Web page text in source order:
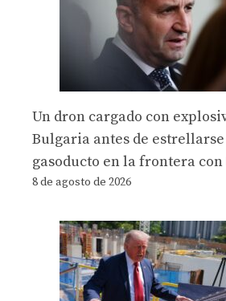
Un dron cargado con
Bulgaria antes de
gasoducto en la frontera
8 de agosto de 2026